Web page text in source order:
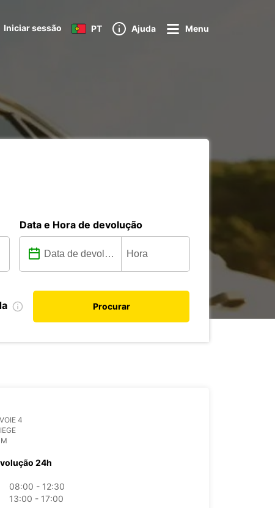
Iniciar sessão PT Ajuda Menu
Data e Hora de devolução
Procurar
4
24h
08:00 - 12:30
13:00 - 17:00